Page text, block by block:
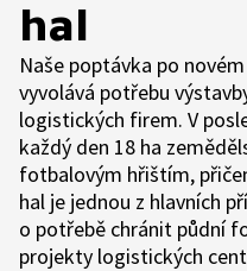
hal
Naše poptávka po
vyvolává potřebu
logistických firem. V
každý den 18 ha
fotbalovým hřištím,
hal je jednou z hlavních
o potřebě chránit půdní
projekty logistických